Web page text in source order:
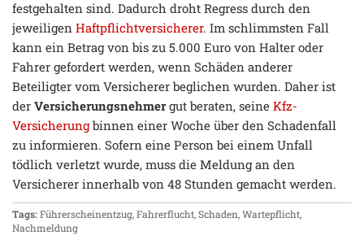
festgehalten sind. Dadurch droht Regress durch den
jeweiligen Haftpflichtversicherer. Im schlimmsten Fall
kann ein Betrag von bis zu 5.000 Euro von Halter oder
Fahrer gefordert werden, wenn Schäden anderer
Beteiligter vom Versicherer beglichen wurden. Daher ist
der Versicherungsnehmergut beraten, seine Kfz-
Versicherungbinnen einer Woche über den Schadenfall
zu informieren. Sofern eine Person bei einem Unfall
tödlich verletzt wurde, muss die Meldung an den
Versicherer innerhalb von 48 Stunden gemacht werden.
Tags:Führerscheinentzug,Fahrerflucht,Schaden,Wartepflicht,
Nachmeldung